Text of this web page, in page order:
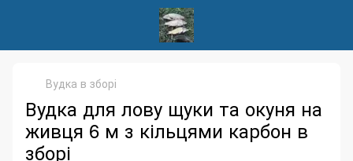
Вудка в зборі
Вудка для лову щуки та окуня на
живця 6 м з кільцями карбон в
зборі